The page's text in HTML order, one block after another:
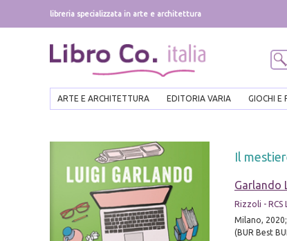
libreria specializzata in arte e architettura
ARTE E ARCHITETTURA EDITORIA VARIA GIOCHI E
Il
Garlando
Rizzoli -
Milano,
(BUR Best